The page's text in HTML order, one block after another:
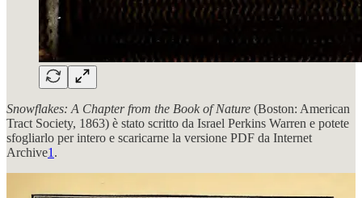
Snowflakes: A Chapter from the Book of Nature (Boston: American
Tract Society, 1863) è stato scritto da Israel Perkins Warren e potete
sfogliarlo per intero e scaricarne la versione PDF da Internet
Archive1 .